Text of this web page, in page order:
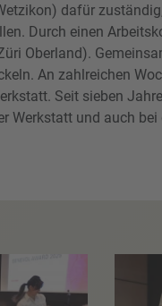
dafür
Durch einen
Oberland).
An zahlreichen
Seit sieben
und auch bei